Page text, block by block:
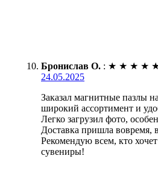
Бронислав О. : ★ ★ ★ ★
24.05.2025
Заказал магнитные пазлы
широкий ассортимент и
Легко загрузил фото,
Доставка пришла вовремя,
Рекомендую всем, кто
сувениры!